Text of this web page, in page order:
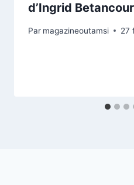
d’Ingrid
Par magazineoutamsi 27